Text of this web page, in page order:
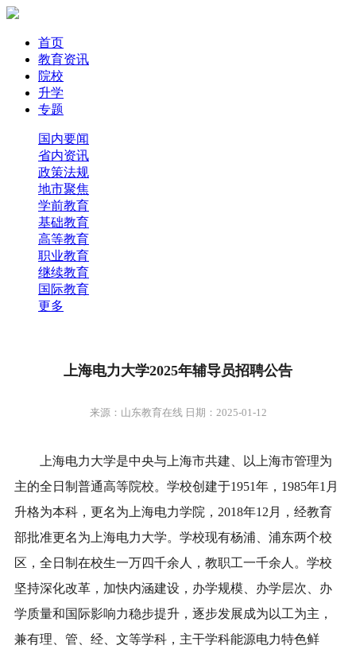
首页
教育资讯
院校
升学
专题
国内要闻
省内资讯
政策法规
地市聚焦
学前教育
基础教育
高等教育
职业教育
继续教育
国际教育
更多
上海电力大学2025年辅导员招聘公告
来源：山东教育在线 日期：2025-01-12
上海电力大学是中央与上海市共建、以上海市管理为
主的全日制普通高等院校。学校创建于1951年，1985年1月
升格为本科，更名为上海电力学院，2018年12月，经教育
部批准更名为上海电力大学。学校现有杨浦、浦东两个校
区，全日制在校生一万四千余人，教职工一千余人。学校
坚持深化改革，加快内涵建设，办学规模、办学层次、办
学质量和国际影响力稳步提升，逐步发展成为以工为主，
兼有理、管、经、文等学科，主干学科能源电力特色鲜